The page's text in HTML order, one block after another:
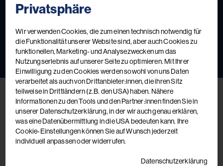
Fortbildungskatalog 2026
Das aktuelle Kursbuch
Jetzt ansehen Jetzt bestellen
Privatsphäre
Wir verwenden Cookies, die zum einen technisch notwendig für
die Funktionalität unserer Website sind, aber auch Cookies zu
funktionellen, Marketing- und Analysezwecken um das
Nutzungserlebnis auf unserer Seite zu optimieren. Mit Ihrer
Einwilligung zu den Cookies werden sowohl von uns Daten
verarbeitet als auch von Drittanbieter:innen, die ihren Sitz
teilweise in Drittländern (z.B. den USA) haben. Nähere
Informationen zu den Tools und den Partner:innen finden Sie in
unserer Datenschutzerklärung, in der wir auch genau erklären,
was eine Datenübermittlung in die USA bedeuten kann. Ihre
Cookie-Einstellungen können Sie auf Wunsch jederzeit
individuell anpassen oder widerrufen.
Datenschutzerklärung